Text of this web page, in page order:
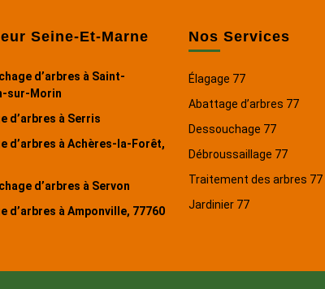
Seine-Et-Marne
d’arbres à Saint-
sur-Morin
d’arbres à Serris
d’arbres à Achères-la-Forêt,
d’arbres à Servon
d’arbres à Amponville, 77760
Nos Services
Élagage 77
Abattage d’arbres 77
Dessouchage 77
Débroussaillage 77
Traitement des arbres 77
Jardinier 77